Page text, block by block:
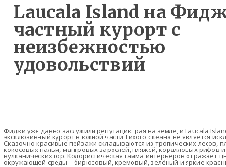
Laucala Island на
частный курорт с
неизбежностью
удовольствий
Фиджи уже давно заслужили репутацию рая на земле, и Laucala
эксклюзивный курорт в южной части Тихого океана не является
Сказочно красивые пейзажи складываются из тропических лесов,
кокосовых пальм, мангровых зарослей, пляжей, коралловых рифов и
вулканических гор. Колористическая гамма интерьеров отражает
окружающей среды – бирюзовый, кремовый, зелёный и яркие